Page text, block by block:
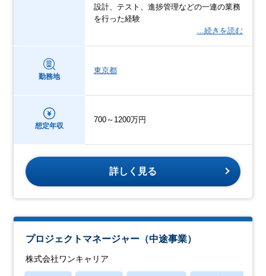
設計、テスト、進捗管理などの一連の業務
を行った経験
…続きを読む
勤務地
東京都
想定年収
700～1200万円
詳しく見る
プロジェクトマネージャー（中途事業）
株式会社ワンキャリア